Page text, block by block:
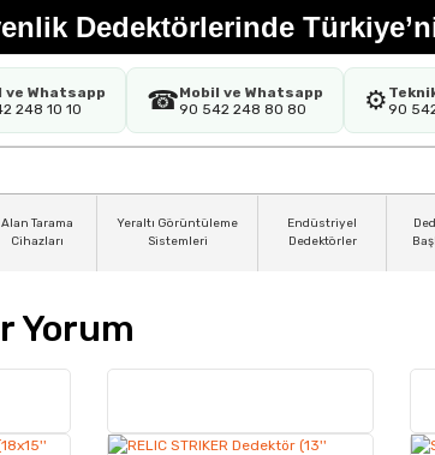
Dedektörlerinde
ve Whatsapp
248 10 10
☎Mobil ve Whatsapp
90 542 248 80 80
⚙️90
Alan Tarama
Cihazları
Yeraltı Görüntüleme
Sistemleri
Endüstriyel
Dedektörler
Yorum